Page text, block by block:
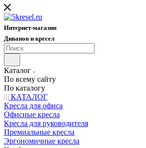
Интернет-магазин
Диванов и кресел
Каталог
По всему сайту
По каталогу
КАТАЛОГ
Кресла для офиса
Офисные кресла
Кресла для руководителя
Премиальные кресла
Эргономичные кресла